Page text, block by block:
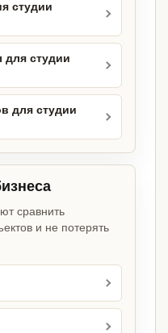
студии
для студии
для студии
сравнить
и не потерять